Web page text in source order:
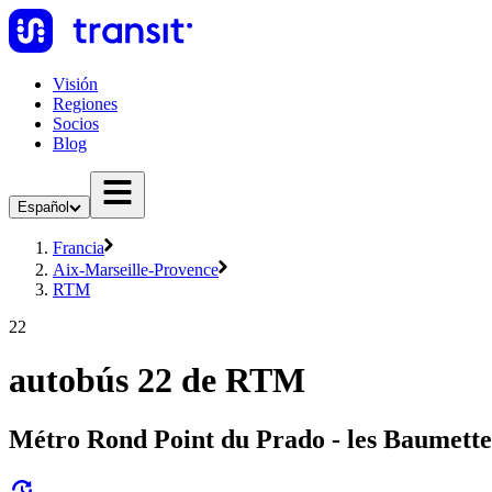
Visión
Regiones
Socios
Blog
Español
Francia
Aix-Marseille-Provence
RTM
22
autobús 22 de RTM
Métro Rond Point du Prado - les